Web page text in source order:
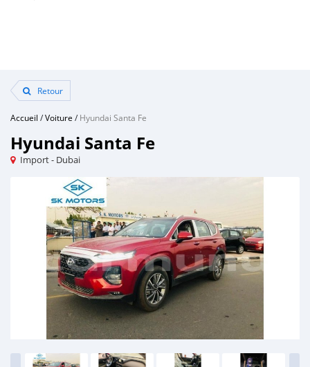
Retour
Accueil /Voiture /Hyundai Santa Fe
Hyundai Santa Fe
Import - Dubai